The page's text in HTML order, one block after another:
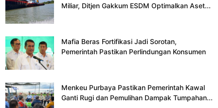
Miliar, Ditjen Gakkum ESDM Optimalkan Aset...
Mafia Beras Fortifikasi Jadi Sorotan,
Pemerintah Pastikan Perlindungan Konsumen
Menkeu Purbaya Pastikan Pemerintah Kawal
Ganti Rugi dan Pemulihan Dampak Tumpahan...